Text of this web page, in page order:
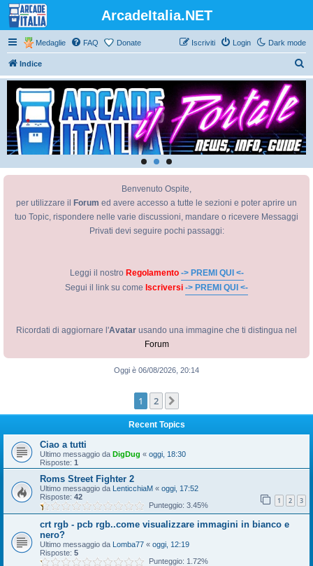
ArcadeItalia.NET
Dark mode
Medaglie FAQ Donate Login
Iscriviti
Indice
e
Benvenuto Ospite,
per utilizzare il
Forum ed avere accesso a tutte le sezioni e poter aprire un
tuo Topic, rispondere nelle varie discussioni, mandare o ricevere Messaggi
Privati devi seguire pochi passaggi:
Leggi il nostro Regolamento -> PREMI QUI <-
Segui il link su come Iscriversi -> PREMI QUI <-
Ricordati di aggiornare l'Avatar usando una immagine che ti distingua nel
Forum
Oggi è 06/08/2026, 20:14
1 2
Recent Topics
Ciao a tutti
Ultimo messaggio da DigDug « oggi, 18:30
Risposte: 1
Roms Street Fighter 2
Ultimo messaggio da LenticchiaM « oggi, 17:52
Risposte: 42 1 2 3
Punteggio: 3.45%
crt rgb - pcb rgb..come visualizzare immagini in bianco e
nero?
Ultimo messaggio da Lomba77 « oggi, 12:19
Risposte: 5
Punteggio: 1.72%